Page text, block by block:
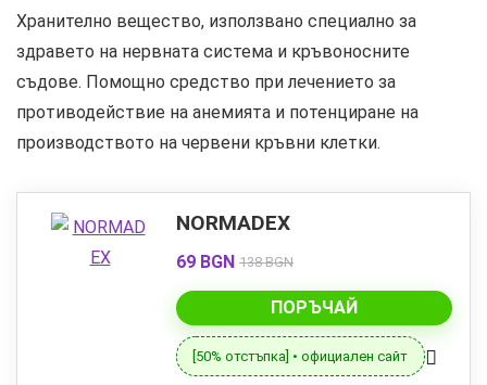
Хранително вещество, използвано специално за
здравето на нервната система и кръвоносните
съдове. Помощно средство при лечението за
противодействие на анемията и потенциране на
производството на червени кръвни клетки.
NORMADEX
69 BGN 138 BGN
ПОРЪЧАЙ
[50% отстъпка] • официален сайт